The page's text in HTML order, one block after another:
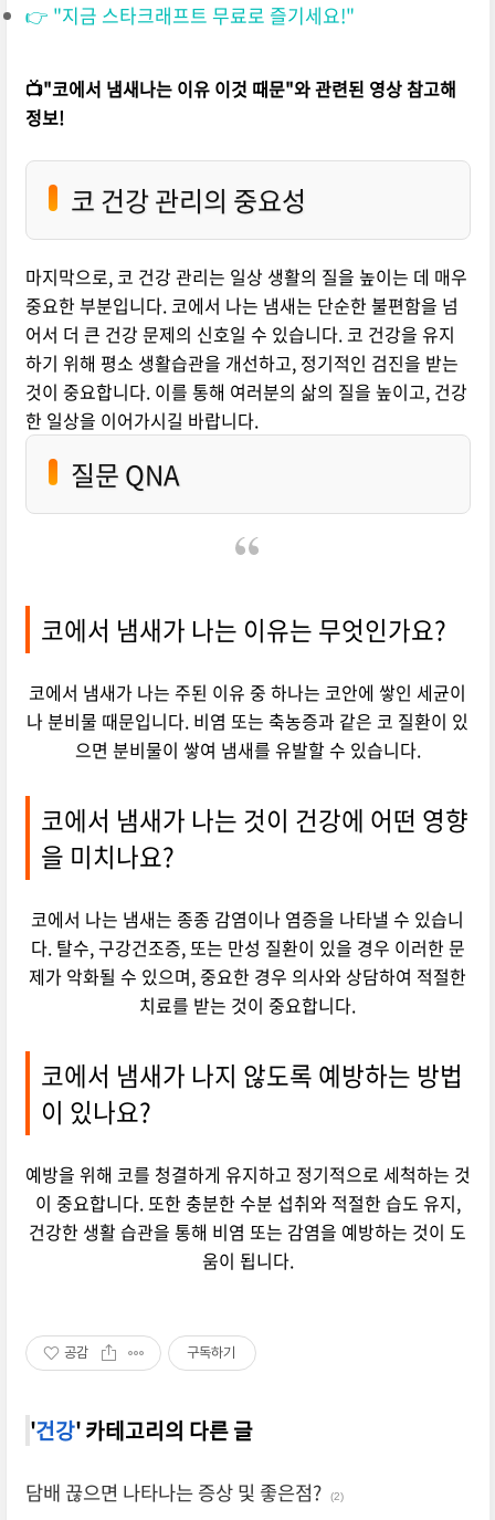
👉 "지금 스타크래프트 무료로 즐기세요!"
📺"코에서 냄새나는 이유 이것 때문"와 관련된 영상 참고해
정보!
코 건강 관리의 중요성
마지막으로, 코 건강 관리는 일상 생활의 질을 높이는 데 매우
중요한 부분입니다. 코에서 나는 냄새는 단순한 불편함을 넘
어서 더 큰 건강 문제의 신호일 수 있습니다. 코 건강을 유지
하기 위해 평소 생활습관을 개선하고, 정기적인 검진을 받는
것이 중요합니다. 이를 통해 여러분의 삶의 질을 높이고, 건강
한 일상을 이어가시길 바랍니다.
질문 QNA
코에서 냄새가 나는 이유는 무엇인가요?
코에서 냄새가 나는 주된 이유 중 하나는 코안에 쌓인 세균이
나 분비물 때문입니다. 비염 또는 축농증과 같은 코 질환이 있
으면 분비물이 쌓여 냄새를 유발할 수 있습니다.
코에서 냄새가 나는 것이 건강에 어떤 영향
을 미치나요?
코에서 나는 냄새는 종종 감염이나 염증을 나타낼 수 있습니
다. 탈수, 구강건조증, 또는 만성 질환이 있을 경우 이러한 문
제가 악화될 수 있으며, 중요한 경우 의사와 상담하여 적절한
치료를 받는 것이 중요합니다.
코에서 냄새가 나지 않도록 예방하는 방법
이 있나요?
예방을 위해 코를 청결하게 유지하고 정기적으로 세척하는 것
이 중요합니다. 또한 충분한 수분 섭취와 적절한 습도 유지,
건강한 생활 습관을 통해 비염 또는 감염을 예방하는 것이 도
움이 됩니다.
공감 구독하기
'건강' 카테고리의 다른 글
담배 끊으면 나타나는 증상 및 좋은점? (2)